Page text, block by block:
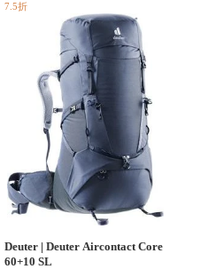
7.5折
Deuter |Deuter Aircontact Core
60+10 SL